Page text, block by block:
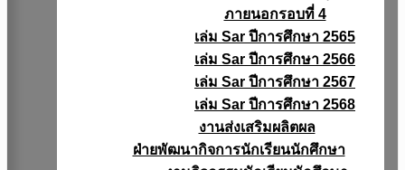
ภายนอกรอบที่ 4
เล่ม Sar ปีการศึกษา 2565
เล่ม Sar ปีการศึกษา 2566
เล่ม Sar ปีการศึกษา 2567
เล่ม Sar ปีการศึกษา 2568
งานส่งเสริมผลิตผล
ฝ่ายพัฒนากิจการนักเรียนนักศึกษา